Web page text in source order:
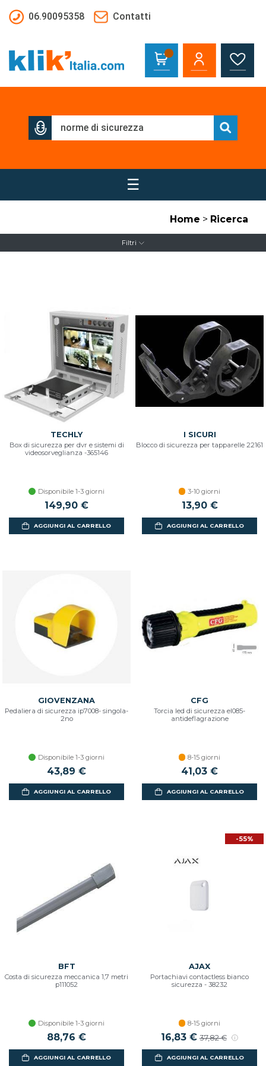
06.90095358
Contatti
☰
Home > Ricerca
Filtri
TECHLY
Box di sicurezza per dvr e sistemi di
videosorveglianza -365146
Disponibile 1-3 giorni
149,90 €
AGGIUNGI AL CARRELLO
I SICURI
Blocco di sicurezza per tapparelle 22161
3-10 giorni
13,90 €
AGGIUNGI AL CARRELLO
GIOVENZANA
Pedaliera di sicurezza ip7008- singola-
2no
Disponibile 1-3 giorni
43,89 €
AGGIUNGI AL CARRELLO
CFG
Torcia led di sicurezza el085-
antideflagrazione
8-15 giorni
41,03 €
AGGIUNGI AL CARRELLO
BFT
Costa di sicurezza meccanica 1,7 metri
p111052
Disponibile 1-3 giorni
88,76 €
AGGIUNGI AL CARRELLO
-55%
AJAX
Portachiavi contactless bianco
sicurezza - 38232
8-15 giorni
Prezzo scontato
16,83 € Prezzo di listino
37,82 €
AGGIUNGI AL CARRELLO